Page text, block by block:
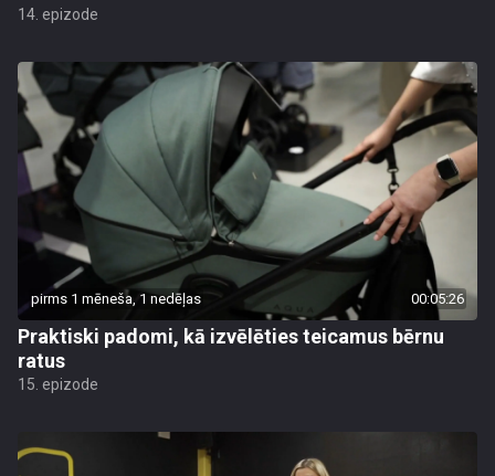
14. epizode
pirms 1 mēneša, 1 nedēļas 00:05:26
Praktiski padomi, kā izvēlēties teicamus bērnu
ratus
15. epizode